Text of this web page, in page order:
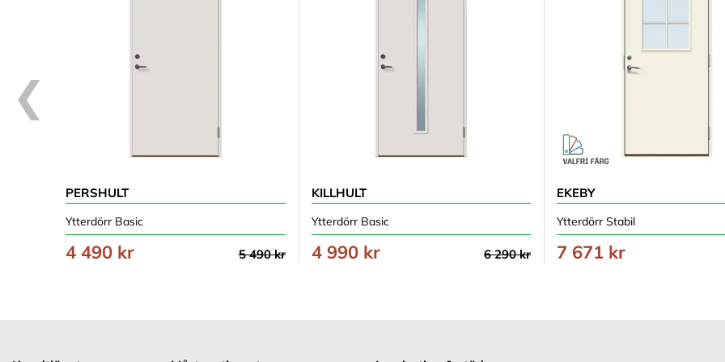
PERSHULT
Ytterdörr Basic
4 490 kr 5 490 kr
KILLHULT
Ytterdörr Basic
4 990 kr 6 290 kr
EKEBY
Ytterdörr Stabil
7 671 kr